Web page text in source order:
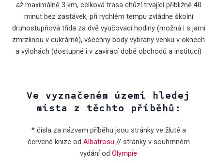
až maximálně 3 km, celková trasa chůzí trvající přibližně 40
minut bez zastávek, při rychlém tempu zvládne školní
druhostupňová třída za dvě vyučovací hodiny (možná i s jarní
zmrzlinou v cukrárně), všechny body vybrány venku v oknech
a výlohách (dostupné i v zavírací době obchodů a institucí)
Ve vyznačeném území hledej
místa z těchto příběhů:
* čísla za názvem příběhu jsou stránky ve žluté a
červené knize od Albatrosu // stránky v souhrnném
vydání od Olympie